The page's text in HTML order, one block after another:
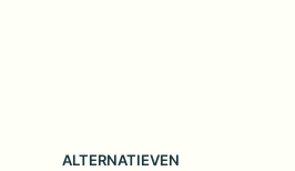
ALTERNATIEVEN